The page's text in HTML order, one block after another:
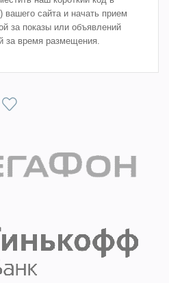
сайта и начать прием
за показы или объявлений
за время размещения.